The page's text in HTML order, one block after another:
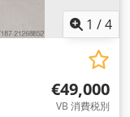
1 /4
€49,000
VB 消費税別